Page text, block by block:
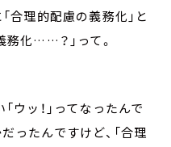
合理的配慮の義務化」と
務化……？」って。
ウッ！」ってなったんで
ったんですけど、「合理